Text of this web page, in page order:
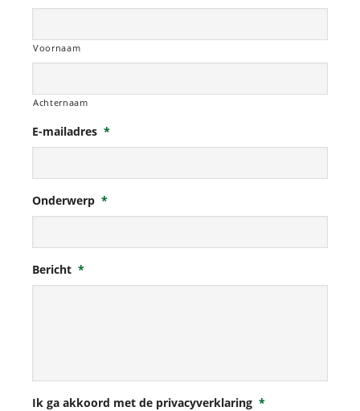
Voornaam
Achternaam
E-mailadres *
Onderwerp *
Bericht *
Ik ga akkoord met de privacyverklaring *